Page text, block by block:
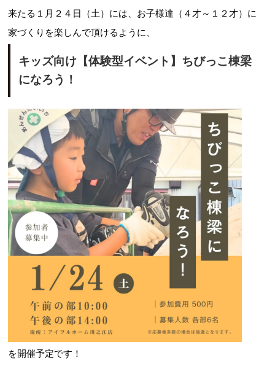
来たる１月２４日（土）には、お子様達（４才～１２才）に
家づくりを楽しんで頂けるように、
キッズ向け【体験型イベント】ちびっこ棟梁
になろう！
を開催予定です！